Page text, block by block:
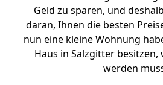
Geld zu sparen, und
daran, Ihnen die besten
nun eine kleine Wohnung
Haus in Salzgitter besitzen,
werden